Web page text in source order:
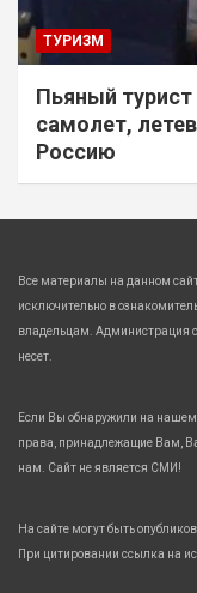
ТУРИЗМ
Пьяный
самолет,
Россию
Все материалы на данном
исключительно в
владельцам. Администрация
несет.
Если Вы обнаружили на
права, принадлежащие Вам,
нам. Сайт не является СМИ!
На сайте могут быть
При цитировании ссылка на